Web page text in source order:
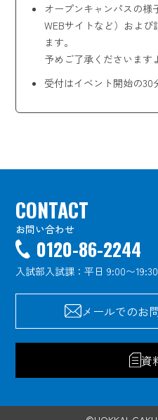
オープンキャンパスの様
WEBサイトなど）およ
ます。
予めご了承くださいます
受付はイベント開始の30
CONTACT
お問い合わせ
0120-86-2244
入試部入試課：平日 9:00〜
メールでのお
資